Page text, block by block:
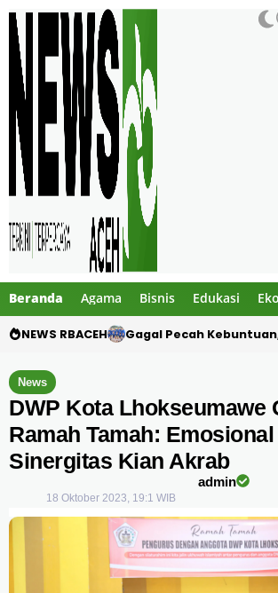
Beranda Agama Bisnis Edukasi
NEWS RBACEH Gagal Pecah
News
DWP Kota Lhokseumawe
Ramah Tamah:
Sinergitas Kian Akrab
admin
18 Oktober 2023, 19:1 WIB